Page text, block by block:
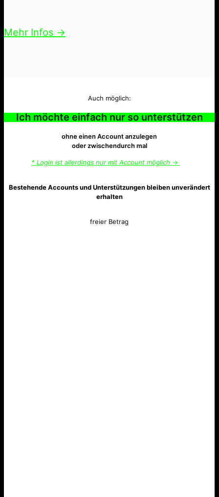
Mehr Infos →
Auch möglich:
Ich möchte einfach nur so unterstützen
ohne einen Account anzulegen
oder zwischendurch mal
* Login ist allerdings nur mit Account möglich →
Bestehende Accounts und Unterstützungen bleiben unverändert
erhalten
freier Betrag